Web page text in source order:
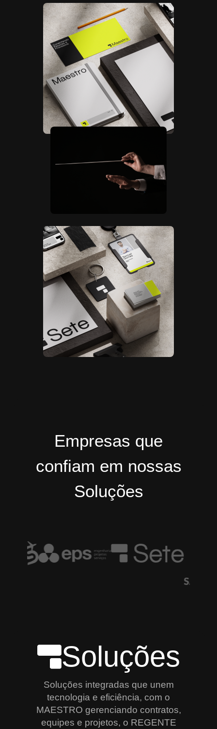
Empresas que
confiam em nossas
Soluções
Soluções
Soluções integradas que unem
tecnologia e eficiência, com o
MAESTRO gerenciando contratos,
equipes e projetos, o REGENTE